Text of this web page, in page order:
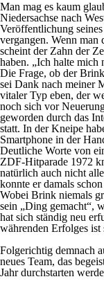
Man mag es kaum
Niedersachse nach
Veröffentlichung
vergangen. Wenn man
scheint der Zahn der
haben. „Ich halte mich
Die Frage, ob der
sei Dank nach meiner
vitaler Typ eben, der
noch sich vor
geworden durch das
statt. In der Kneipe
Smartphone in der
Deutliche Worte von
ZDF-Hitparade 1972
natürlich auch nicht
konnte er damals
Wobei Brink niemals
sein „Ding gemacht“,
hat sich ständig neu
währenden Erfolges
Folgerichtig demnach
neues Team, das
Jahr durchstarten